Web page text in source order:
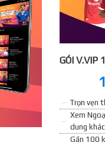
GÓI V.VIP 1
Trọn vẹn
Xem
dung
Gần 100